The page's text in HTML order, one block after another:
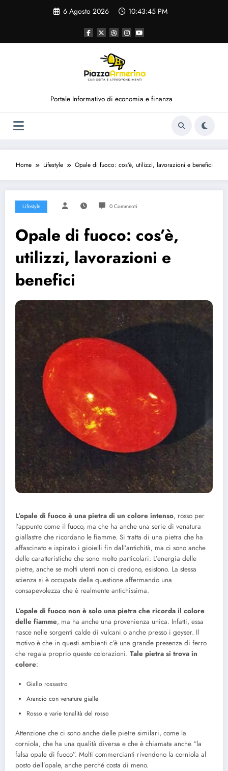
6 Agosto 2026 10:43:46 PM
Portale Informativo di economia e finanza
Home Lifestyle Opale di fuoco: cos’è, utilizzi, lavorazioni e benefici
Lifestyle 0 Commenti
Opale di fuoco: cos’è,
utilizzi, lavorazioni e
benefici
L’opale di fuoco è una pietra di un colore intenso, rosso per
l’appunto come il fuoco, ma che ha anche una serie di venatura
giallastre che ricordano le fiamme. Si tratta di una pietra che ha
affascinato e ispirato i gioielli fin dall’antichità, ma ci sono anche
delle caratteristiche che sono molto particolari. L’energia delle
pietre, anche se molti utenti non ci credono, esistono. La stessa
scienza si è occupata della questione affermando una
consapevolezza che è realmente antichissima.
L’opale di fuoco non è solo una pietra che ricorda il colore
delle fiamme, ma ha anche una provenienza unica. Infatti, essa
nasce nelle sorgenti calde di vulcani o anche presso i geyser. Il
motivo è che in questi ambienti c’è una grande presenza di ferro
che regala proprio queste colorazioni. Tale pietra si trova in
colore:
Giallo rossastro
Arancio con venature gialle
Rosso e varie tonalità del rosso
Attenzione che ci sono anche delle pietre similari, come la
corniola, che ha una qualità diversa e che è chiamata anche “la
falsa opale di fuoco”. Molti commercianti rivendono la corniola al
posto dell’opale, anche perché costa di meno.